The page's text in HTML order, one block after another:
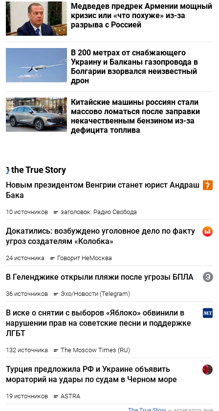
Медведев предрек Армении мощный
кризис или «что похуже» из-за
разрыва с Россией
В 200 метрах от снабжающего
Украину и Балканы газопровода в
Болгарии взорвался неизвестный
дрон
Китайские машины россиян стали
массово ломаться после заправки
некачественным бензином из-за
дефицита топлива